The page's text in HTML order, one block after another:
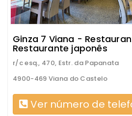
Ginza 7 Viana -
Restaurante japonês
r/c esq., 470, Estr. da Papanata
4900-469 Viana do Castelo
Ver número de